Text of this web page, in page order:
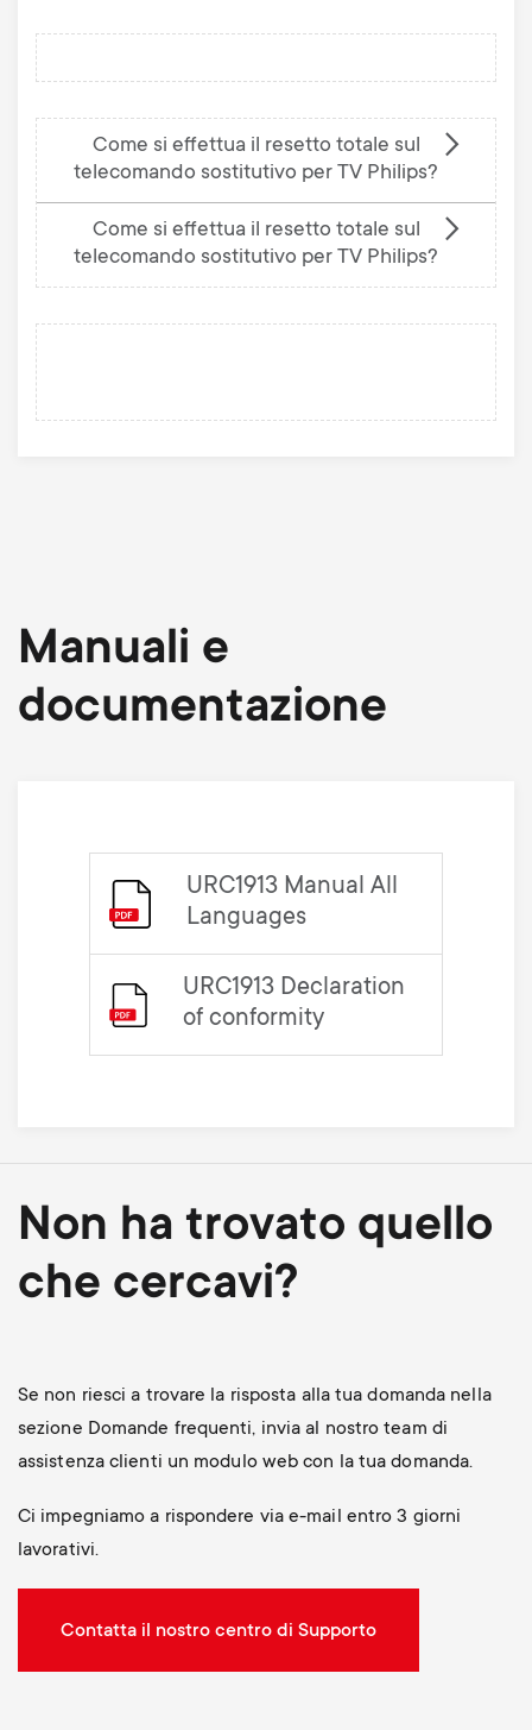
Come si effettua il resetto totale sul
telecomando sostitutivo per TV Philips?
Come si effettua il resetto totale sul
telecomando sostitutivo per TV Philips?
Manuali e
documentazione
URC1913 Manual All
Languages
URC1913 Declaration
of conformity
Non ha trovato quello
che cercavi?
Se non riesci a trovare la risposta alla tua domanda nella
sezione Domande frequenti, invia al nostro team di
assistenza clienti un modulo web con la tua domanda.
Ci impegniamo a rispondere via e-mail entro 3 giorni
lavorativi.
Contatta il nostro centro di Supporto